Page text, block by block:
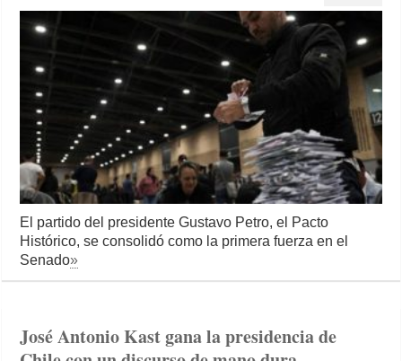
El partido del presidente Gustavo Petro, el Pacto
Histórico, se consolidó como la primera fuerza en el
Senado»
José Antonio Kast gana la presidencia de